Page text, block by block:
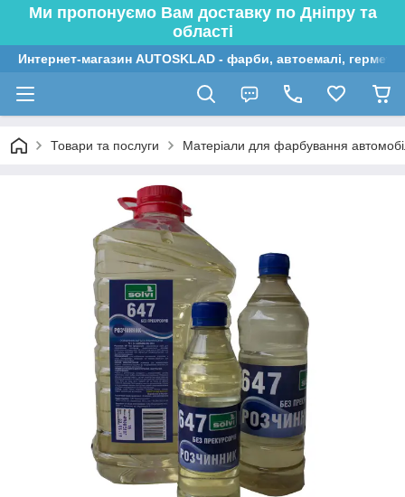
Ми пропонуємо Вам доставку по Дніпру та
області
Интернет-магазин AUTOSKLAD - фарби, автоемалі,
Товари та послуги Матеріали для фарбування